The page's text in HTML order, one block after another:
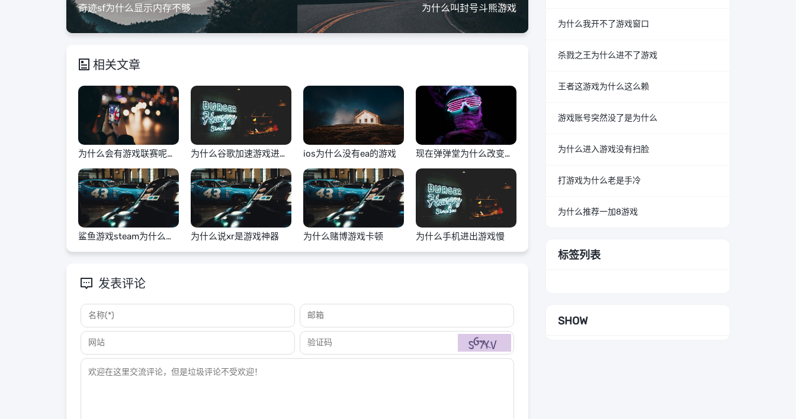
奇迹sf为什么显示内存不够 为什么叫封号斗熊游戏
相关文章
为什么会有游戏联赛呢英
语
为什么谷歌加速游戏进去
黑屏
ios为什么没有ea的游戏
现在弹弹堂为什么改变游
戏
鲨鱼游戏steam为什么玩
不了
为什么说xr是游戏神器 为什么赌博游戏卡顿 为什么手机进出游戏慢
发表评论
为什么我开不了游戏窗口
杀戮之王为什么进不了游戏
王者这游戏为什么这么赖
游戏账号突然没了是为什么
为什么进入游戏没有扫脸
打游戏为什么老是手冷
为什么推荐一加8游戏
标签列表
SHOW